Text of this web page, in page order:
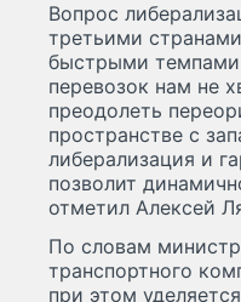
Вопрос
третьими
быстрыми темпами
перевозок нам не
преодолеть
пространстве с
либерализация и
позволит
отметил Алексей
По словам
транспортного
при этом